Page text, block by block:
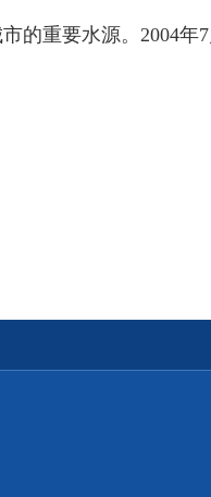
重要水源。2004年